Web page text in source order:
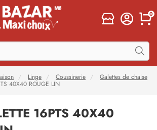
0
Linge Coussinerie
Galettes de chaise
40X40 ROUGE LIN
16PTS 40X40